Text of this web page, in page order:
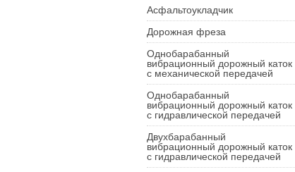
Асфальтоукладчик
Дорожная фреза
Однобарабанный
вибрационный дорожный каток
с механической передачей
Однобарабанный
вибрационный дорожный каток
с гидравлической передачей
Двухбарабанный
вибрационный дорожный каток
с гидравлической передачей